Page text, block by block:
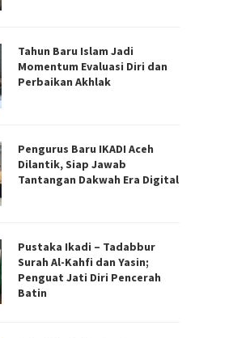
Dilantik,
Tak Lagi Sekadar Ceramah,
Riau Dorong Dakwah...
Tahun Baru Islam Jadi
Momentum Evaluasi Diri dan
Perbaikan Akhlak
Pengurus Baru IKADI Aceh
Dilantik, Siap Jawab
Tantangan Dakwah Era Digital
Pustaka Ikadi – Tadabbur
Surah Al-Kahfi dan Yasin;
Penguat Jati Diri Pencerah
Batin